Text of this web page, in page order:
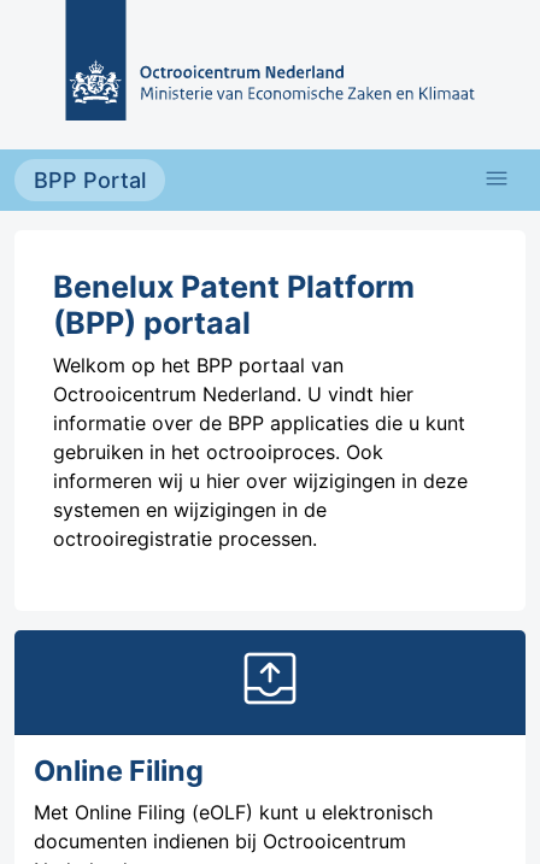
BPP Portal menu
Benelux Patent Platform
(BPP) portaal
Welkom op het BPP portaal van
Octrooicentrum Nederland. U vindt hier
informatie over de BPP applicaties die u kunt
gebruiken in het octrooiproces. Ook
informeren wij u hier over wijzigingen in deze
systemen en wijzigingen in de
octrooiregistratie processen.
outbox
Online Filing
Met Online Filing (eOLF) kunt u elektronisch
documenten indienen bij Octrooicentrum